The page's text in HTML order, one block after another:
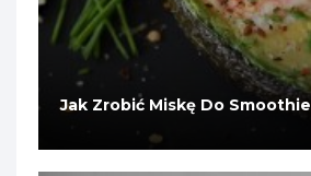
Jak Zrobić Miskę Do Smoothie